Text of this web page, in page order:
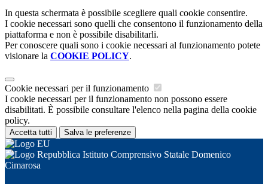
In questa schermata è possibile scegliere quali cookie consentire.
I cookie necessari sono quelli che consentono il funzionamento della
piattaforma e non è possibile disabilitarli.
Per conoscere quali sono i cookie necessari al funzionamento potete
visionare la COOKIE POLICY.
Cookie necessari per il funzionamento
I cookie necessari per il funzionamento non possono essere
disabilitati. È possibile consultare l'elenco nella pagina della cookie
policy.
Accetta tutti Salva le preferenze
Istituto Comprensivo Statale Domenico
Cimarosa